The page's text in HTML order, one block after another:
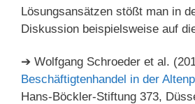
Lösungsansätzen stößt man in
Diskussion beispielsweise auf
➔ Wolfgang Schroeder et al.
Beschäftigtenhandel in der
Hans-Böckler-Stiftung 373,